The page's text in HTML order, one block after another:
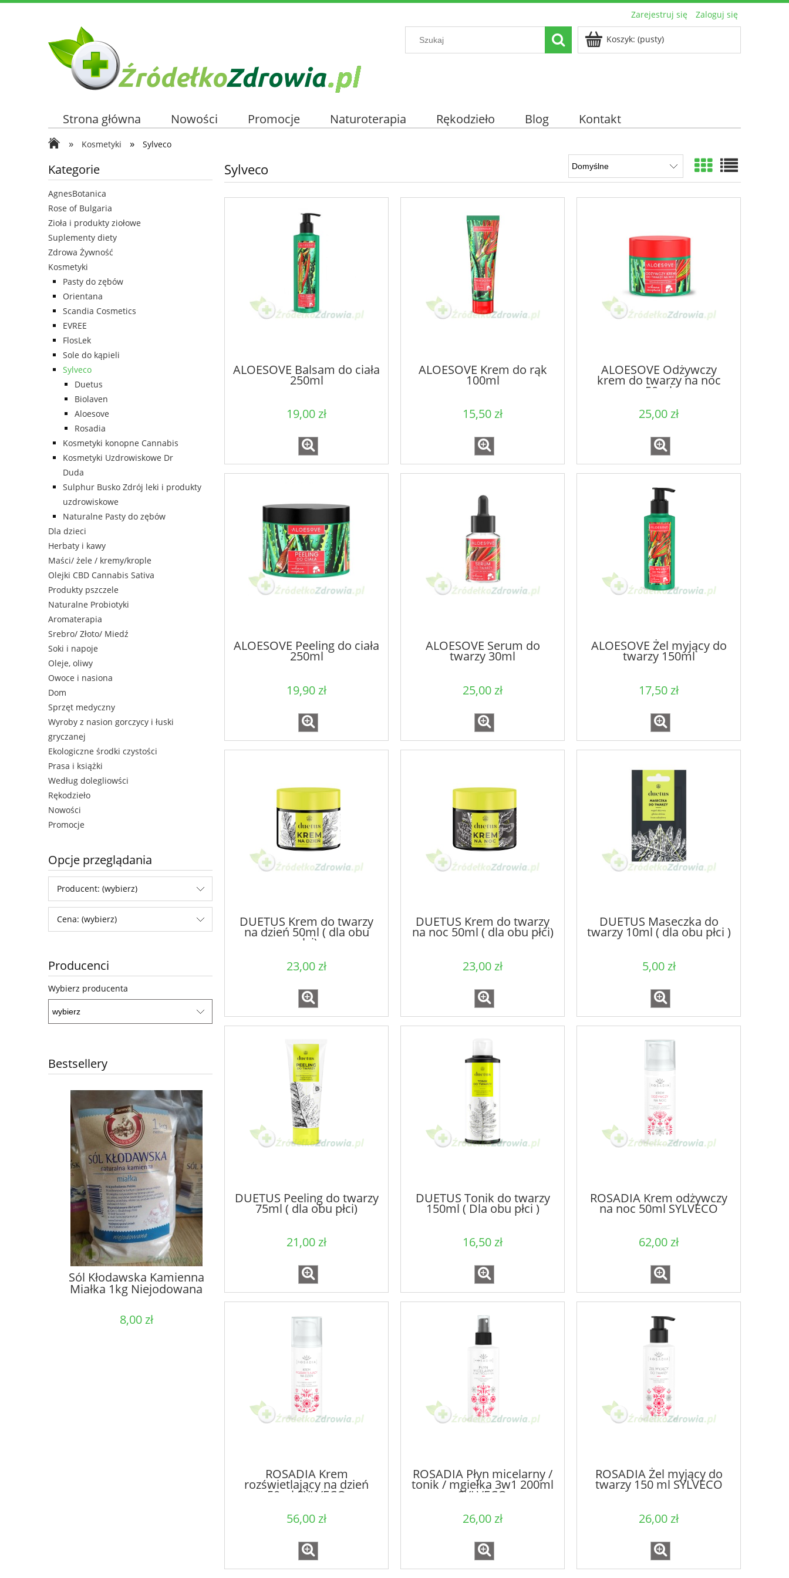
Zarejestruj się Zaloguj się
Koszyk: (pusty)
Strona główna Nowości Promocje Naturoterapia Rękodzieło Blog Kontakt
» Kosmetyki » Sylveco
Kategorie
AgnesBotanica
Rose of Bulgaria
Zioła i produkty ziołowe
Suplementy diety
Zdrowa Żywność
Kosmetyki
Pasty do zębów
Orientana
Scandia Cosmetics
EVREE
FlosLek
Sole do kąpieli
Sylveco
Duetus
Biolaven
Aloesove
Rosadia
Kosmetyki konopne Cannabis
Kosmetyki Uzdrowiskowe Dr
Duda
Sulphur Busko Zdrój leki i produkty
uzdrowiskowe
Naturalne Pasty do zębów
Dla dzieci
Herbaty i kawy
Maści/ żele / kremy/krople
Olejki CBD Cannabis Sativa
Produkty pszczele
Naturalne Probiotyki
Aromaterapia
Srebro/ Złoto/ Miedź
Soki i napoje
Oleje, oliwy
Owoce i nasiona
Dom
Sprzęt medyczny
Wyroby z nasion gorczycy i łuski
gryczanej
Ekologiczne środki czystości
Prasa i książki
Według dolegliowści
Rękodzieło
Nowości
Promocje
Opcje przeglądania
Producent: (wybierz)
Cena: (wybierz)
Producenci
Wybierz producenta
Bestsellery
Sól Kłodawska Kamienna
Miałka 1kg Niejodowana
8,00 zł
Olej żywokostowy FORTE z
gojnikiem i podagrycznik 100
ml FARMVIT
29,90 zł
Galgant korzeń mielony 50g Żel aktywny kasztanowiec,
miłorząb, babka lancetowata
200ml
drzewka
Sylveco
ALOESOVE Balsam do ciała
250ml
19,00 zł
ALOESOVE Krem do rąk
100ml
15,50 zł
ALOESOVE Odżywczy
krem do twarzy na noc
50ml
25,00 zł
ALOESOVE Peeling do ciała
250ml
19,90 zł
ALOESOVE Serum do
twarzy 30ml
25,00 zł
ALOESOVE Żel myjący do
twarzy 150ml
17,50 zł
DUETUS Krem do twarzy
na dzień 50ml ( dla obu
płci)
23,00 zł
DUETUS Krem do twarzy
na noc 50ml ( dla obu płci)
23,00 zł
DUETUS Maseczka do
twarzy 10ml ( dla obu płci )
5,00 zł
DUETUS Peeling do twarzy
75ml ( dla obu płci)
21,00 zł
DUETUS Tonik do twarzy
150ml ( Dla obu płci )
16,50 zł
ROSADIA Krem odżywczy
na noc 50ml SYLVECO
62,00 zł
ROSADIA Krem
rozświetlający na dzień
50ml SYLVECO
56,00 zł
ROSADIA Płyn micelarny /
tonik / mgiełka 3w1 200ml
SYLVECO
26,00 zł
ROSADIA Żel myjący do
twarzy 150 ml SYLVECO
26,00 zł